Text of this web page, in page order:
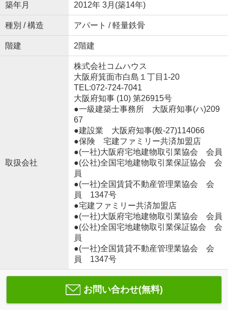
築年月 2012年 3月(築14年)
種別 / 構造 アパート / 軽量鉄骨
階建 2階建
取扱会社
株式会社コムハウス
大阪府箕面市白島１丁目1-20
TEL:072-724-7041
大阪府知事 (10) 第26915号
●一級建築士事務所 大阪府知事(ハ)209
67
●建設業 大阪府知事(般‐27)114066
●保険 宅建ファミリー共済加盟店
●(一社)大阪府宅地建物取引業協会 会員
●(公社)全国宅地建物取引業保証協会 会
員
●(一社)全国賃貸不動産管理業協会 会
員 1347号
●宅建ファミリー共済加盟店
●(一社)大阪府宅地建物取引業協会 会員
●(公社)全国宅地建物取引業保証協会 会
員
●(一社)全国賃貸不動産管理業協会 会
員 1347号
お問い合わせ(無料)